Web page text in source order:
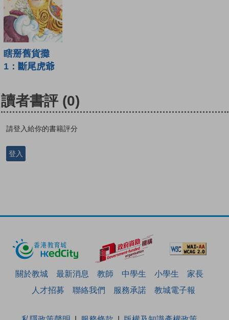
瞎掰舊貨攤
1：斷尾虎爺
讀者書評 (0)
請登入給你的書籍評分
登入
關於教城 最新消息 教師 中學生 小學生
家長
人才招募
聯絡我們 服務承諾 教城電子報